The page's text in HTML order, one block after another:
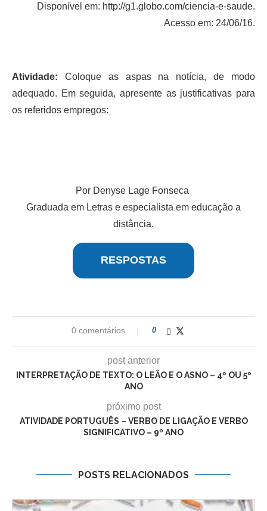
Disponível em: http://g1.globo.com/ciencia-e-saude.
Acesso em: 24/06/16.
Atividade: Coloque as aspas na notícia, de modo
adequado. Em seguida, apresente as justificativas para
os referidos empregos:
Por Denyse Lage Fonseca
Graduada em Letras e especialista em educação a
distância.
RESPOSTAS
0 comentários 0
post anterior
INTERPRETAÇÃO DE TEXTO: O LEÃO E O ASNO – 4º OU 5º
ANO
próximo post
ATIVIDADE PORTUGUÊS – VERBO DE LIGAÇÃO E VERBO
SIGNIFICATIVO – 9º ANO
POSTS RELACIONADOS